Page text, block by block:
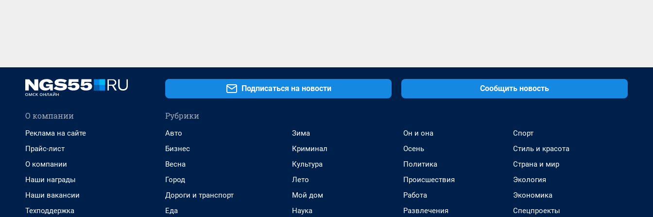
Подписаться на новости Сообщить новость
О компании
Реклама на сайте
Прайс-лист
О компании
Наши награды
Наши вакансии
Техподдержка
Рубрики
Авто
Бизнес
Весна
Город
Дороги и транспорт
Еда
Зима
Криминал
Культура
Лето
Мой дом
Наука
Он и она
Осень
Политика
Происшествия
Работа
Развлечения
Спорт
Стиль и красота
Страна и мир
Экология
Экономика
Спецпроекты